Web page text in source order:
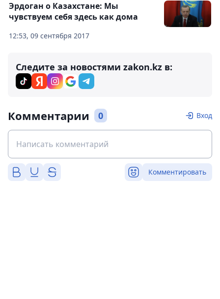
12:53, 09 сентября 2017
Эрдоган о Казахстане: Мы
чувствуем себя здесь как дома
Следите за новостями zakon.kz в:
Комментарии 0 Вход
Комментировать